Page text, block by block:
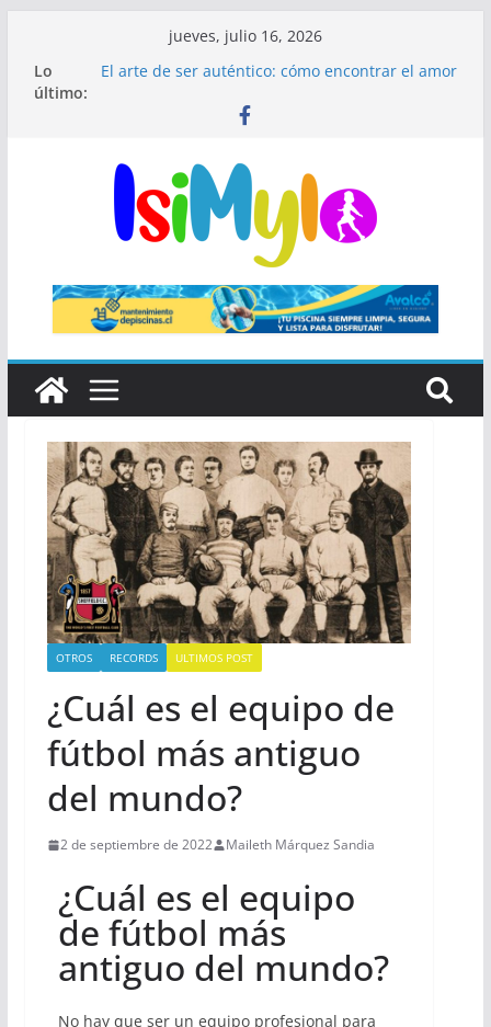
jueves, julio 16, 2026
Lo
último:
El arte de ser auténtico: cómo encontrar el amor
El fin de las rutinas infinitas: Por qué el
impecable
¿Qué significa ser hipocondríaco y cuándo
preocuparse?
El secreto de Madrid que millones de visitantes
pasan por alto
🎺 Mariachis Bogotá: precios y paquetes para
serenatas y eventos 🎶
OTROS RECORDS ULTIMOS POST
¿Cuál es el equipo de
fútbol más antiguo
del mundo?
2 de septiembre de 2022 Maileth Márquez Sandia
¿Cuál es el equipo
de fútbol más
antiguo del mundo?
No hay que ser un equipo profesional para